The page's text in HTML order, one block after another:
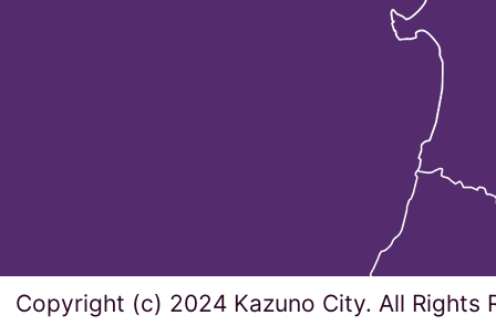
Copyright (c) 2024 Kazuno City. All Rights